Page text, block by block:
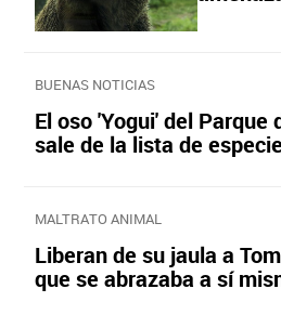
BUENAS NOTICIAS
El oso 'Yogui' del Parque
sale de la lista de
MALTRATO ANIMAL
Liberan de su jaula a
que se abrazaba a sí